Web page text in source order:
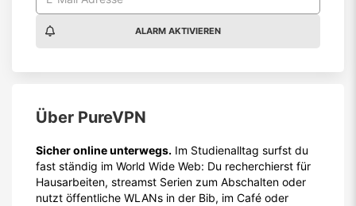
ALARM AKTIVIEREN
Über PureVPN
Sicher online unterwegs. Im Studienalltag surfst du
fast ständig im World Wide Web: Du recherchierst für
Hausarbeiten, streamst Serien zum Abschalten oder
nutzt öffentliche WLANs in der Bib, im Café oder